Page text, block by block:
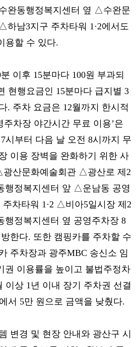
완동행정복지센터 옆 △수완문
하남3지구 주차타워 1·2에서도
용할 수 있다.
이후 15분마다 100원 부과되
현행요금인 15분마다 급지별 3
. 주차 요금은 12월까지 한시적
주차장 야간시간 무료 이용’은
시부터 다음 날 오전 8시까지 무
이용 장벽을 완화하기 위한 사
산문화예술회관 △광산로 제2
행정복지센터 앞 △운남동 공영
차타워 1·2 △비아5일시장 제2
정복지센터 옆 공영주차장 8
한다. 또한 캠핑카를 주차할 수
주차장과 광주MBC 송신소 임
권 이용률을 높이고 불법주정차
이상 1년 이내 장기 주차권 선결
서 5만 원으로 금액을 낮췄다.
변경 및 현장 안내와 광산구 시